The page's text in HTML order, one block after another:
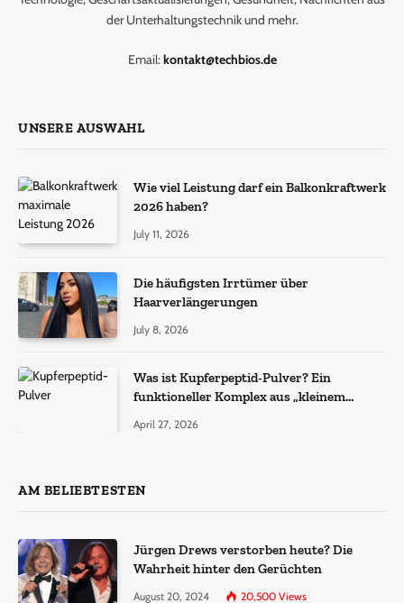
der Unterhaltungstechnik und mehr.
Email:kontakt@techbios.de
UNSERE AUSWAHL
Wie viel Leistung darf ein Balkonkraftwerk
2026 haben?
July 11, 2026
Die häufigsten Irrtümer über
Haarverlängerungen
July 8, 2026
Was ist Kupferpeptid-Pulver? Ein
funktioneller Komplex aus „kleinem
April 27, 2026
AM BELIEBTESTEN
Jürgen Drews verstorben heute? Die
Wahrheit hinter den Gerüchten
August 20, 2024 20,500 Views